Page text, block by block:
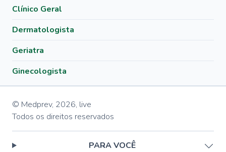
Clínico Geral
Dermatologista
Geriatra
Ginecologista
© Medprev, 2026, live
Todos os direitos reservados
PARA VOCÊ